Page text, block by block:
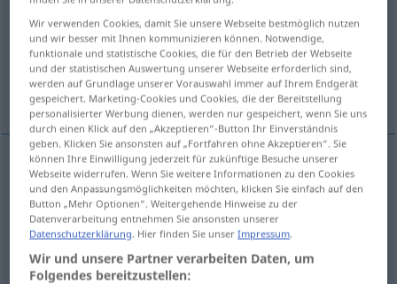
Übersicht aller Übersetzungen
(Für mehr Details die Übersetzung anklicken/antippen)
trübselig, trübsinnig, trist, trostlos, öde
trübselig morne
trübsinnig morne personne
trist morne existence, paysage
Wir verwenden Cookies, damit Sie unsere Webseite bestmöglich nutzen
und wir besser mit Ihnen kommunizieren können. Notwendige,
funktionale und statistische Cookies, die für den Betrieb der Webseite
und der statistischen Auswertung unserer Webseite erforderlich sind,
werden auf Grundlage unserer Vorauswahl immer auf Ihrem Endgerät
gespeichert. Marketing-Cookies und Cookies, die der Bereitstellung
personalisierter Werbung dienen, werden nur gespeichert, wenn Sie uns
durch einen Klick auf den „Akzeptieren“-Button Ihr Einverständnis
geben. Klicken Sie ansonsten auf „Fortfahren ohne Akzeptieren“. Sie
können Ihre Einwilligung jederzeit für zukünftige Besuche unserer
Webseite widerrufen. Wenn Sie weitere Informationen zu den Cookies
und den Anpassungsmöglichkeiten möchten, klicken Sie einfach auf den
Button „Mehr Optionen“. Weitergehende Hinweise zu der
Datenverarbeitung entnehmen Sie ansonsten unserer
Datenschutzerklärung . Hier finden Sie unserImpressum
Wir und unsere Partner verarbeiten Daten, um
Folgendes bereitzustellen: